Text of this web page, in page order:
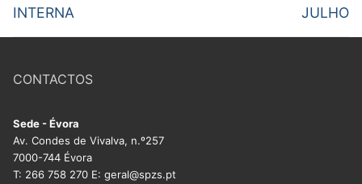
INTERNA
JULHO
CONTACTOS
Sede - Évora
Av. Condes de Vivalva, n.º257
7000-744 Évora
T: 266 758 270 E: geral@spzs.pt